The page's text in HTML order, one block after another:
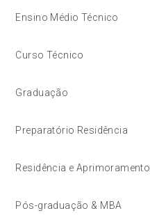
Ensino Médio Técnico
Curso Técnico
Graduação
Preparatório Residência
Residência e Aprimoramento
Pós-graduação & MBA